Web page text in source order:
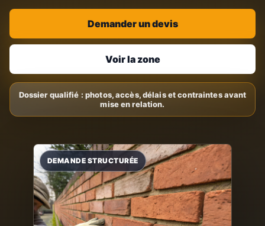
Demander un devis
Voir la zone